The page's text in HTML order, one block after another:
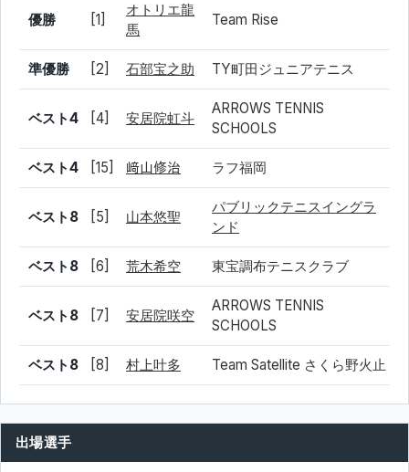
優勝 [1]
オトリエ龍
馬
Team Rise
準優勝 [2] 石部宝之助 TY町田ジュニアテニス
ベスト4 [4] 安居院虹斗
ARROWS TENNIS
SCHOOLS
ベスト4 [15] 﨑山修治 ラフ福岡
ベスト8 [5] 山本悠聖
パブリックテニスイングラ
ンド
ベスト8 [6] 荒木希空 東宝調布テニスクラブ
ベスト8 [7] 安居院咲空
ARROWS TENNIS
SCHOOLS
ベスト8 [8] 村上叶多 Team Satellite さくら野火止
出場選手